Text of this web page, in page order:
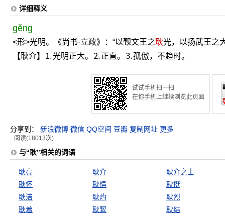
详细释义
gěng
<形>光明。《尚书·立政》：“以觐文王之耿光，以扬武王之
【耿介】⒈光明正大。⒉正直。⒊孤傲，不趋时。
试试手机扫一扫
在你手机上继续浏览此页面
分享到： 新浪微博 微信 QQ空间 豆瓣 复制网址 更多
阅读(18013次)
与“耿”相关的词语
耿亮 耿介
耿介之士
耿怀
耿悒
耿挺
耿洁
耿灼
耿烈
耿着
耿絜 耿结